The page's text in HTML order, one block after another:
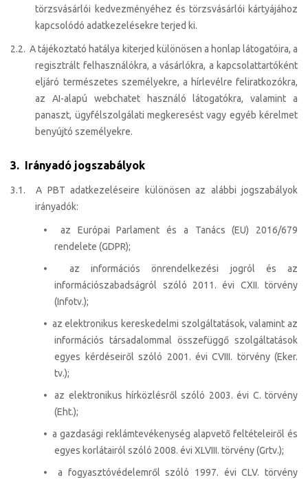
törzsvásárlói kedvezményéhez és törzsvásárlói kártyájához
kapcsolódó adatkezelésekre terjed ki.
2.2. A tájékoztató hatálya kiterjed különösen a honlap látogatóira, a
regisztrált felhasználókra, a vásárlókra, a kapcsolattartóként
eljáró természetes személyekre, a hírlevélre feliratkozókra,
az AI-alapú webchatet használó látogatókra, valamint a
panaszt, ügyfélszolgálati megkeresést vagy egyéb kérelmet
benyújtó személyekre.
3. Irányadó jogszabályok
3.1. A PBT adatkezeléseire különösen az alábbi jogszabályok
irányadók:
• az Európai Parlament és a Tanács (EU) 2016/679
rendelete (GDPR);
• az információs önrendelkezési jogról és az
információszabadságról szóló 2011. évi CXII. törvény
(Infotv.);
• az elektronikus kereskedelmi szolgáltatások, valamint az
információs társadalommal összefüggő szolgáltatások
egyes kérdéseiről szóló 2001. évi CVIII. törvény (Eker.
tv.);
• az elektronikus hírközlésről szóló 2003. évi C. törvény
(Eht.);
• a gazdasági reklámtevékenység alapvető feltételeiről és
egyes korlátairól szóló 2008. évi XLVIII. törvény (Grtv.);
• a fogyasztóvédelemről szóló 1997. évi CLV. törvény